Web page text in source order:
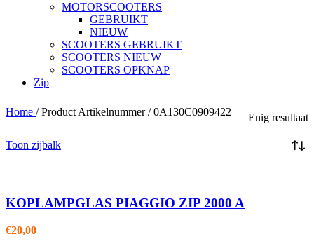
MOTORSCOOTERS
GEBRUIKT
NIEUW
SCOOTERS GEBRUIKT
SCOOTERS NIEUW
SCOOTERS OPKNAP
Zip
Home / Product Artikelnummer/ 0A130C0909422 Enig resultaat
Toon zijbalk
KOPLAMPGLAS PIAGGIO ZIP 2000 A
€20,00